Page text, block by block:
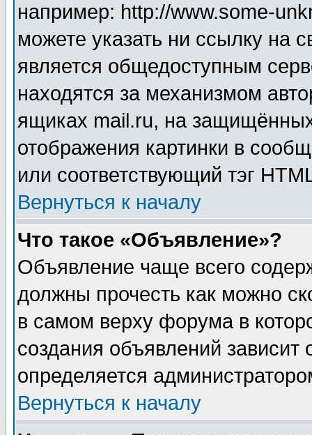
например: http://www.some-
можете указать ни ссылку на
является общедоступным
находятся за механизмом
ящиках mail.ru, на
отображения картинки в
или соответствующий тэг
Вернуться к началу
Что такое «Объявление»?
Объявление чаще всего
должны прочесть как можно
в самом верху форума в
создания объявлений зависит
определяется
Вернуться к началу